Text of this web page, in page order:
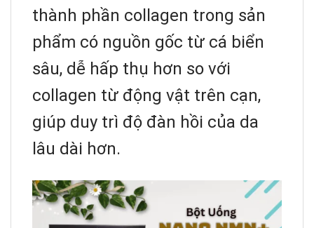
thành phần collagen trong sản
phẩm có nguồn gốc từ cá biển
sâu, dễ hấp thụ hơn so với
collagen từ động vật trên cạn,
giúp duy trì độ đàn hồi của da
lâu dài hơn.